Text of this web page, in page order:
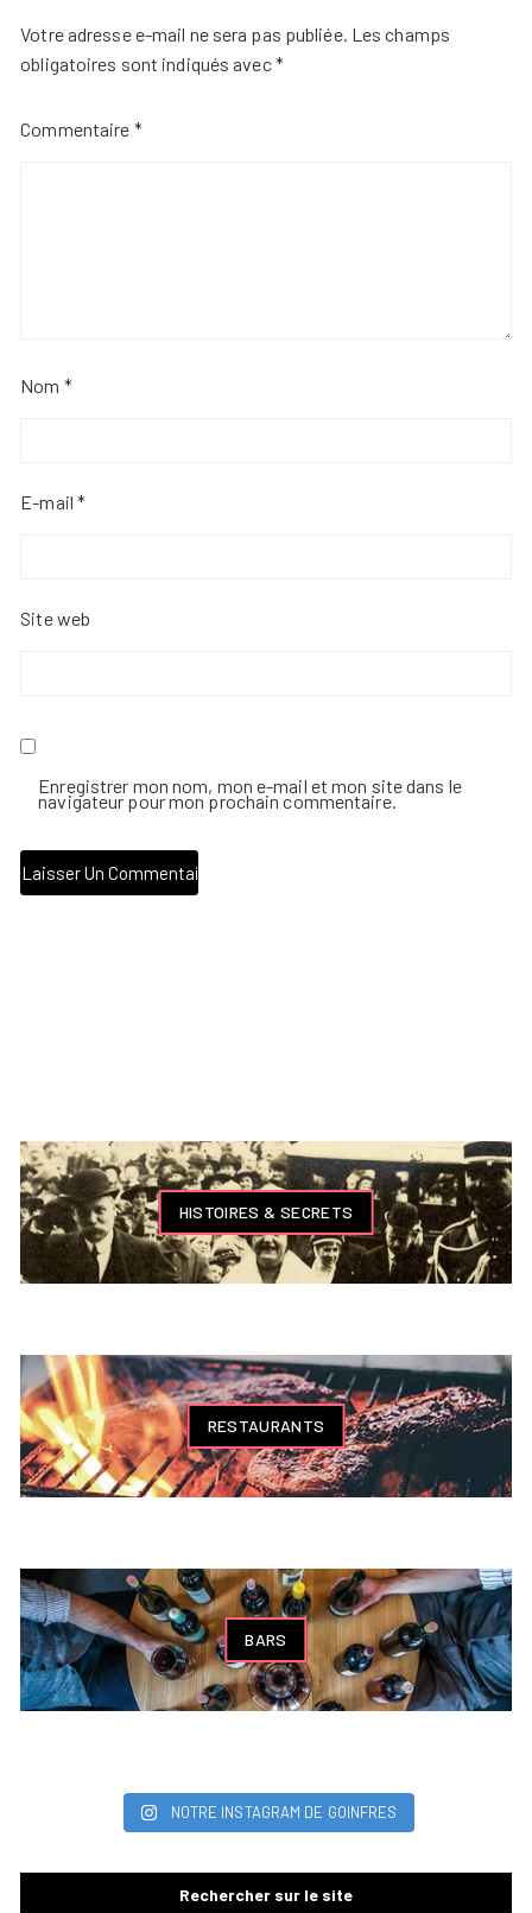
Votre adresse e-mail ne sera pas publiée. Les champs
obligatoires sont indiqués avec*
Commentaire *
Nom *
E-mail*
Site web
Enregistrer mon nom, mon e-mail et mon site dans le
navigateur pour mon prochain commentaire.
HISTOIRES & SECRETS
RESTAURANTS
BARS
NOTRE INSTAGRAM DE GOINFRES
Rechercher sur le site